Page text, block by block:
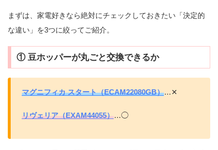
まずは、家電好きなら絶対にチェックしておきたい「決定的
な違い」を3つに絞ってご紹介。
① 豆ホッパーが丸ごと交換できるか
マグニフィカ スタート（ECAM22080GB）…✕
リヴェリア（EXAM44055）…◯